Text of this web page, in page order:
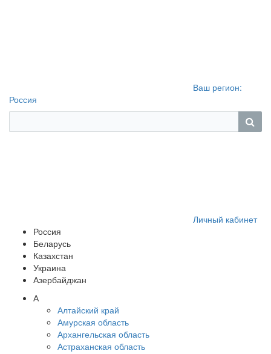
Ваш регион:
Россия
Личный кабинет
Россия
Беларусь
Казахстан
Украина
Азербайджан
А
Алтайский край
Амурская область
Архангельская область
Астраханская область